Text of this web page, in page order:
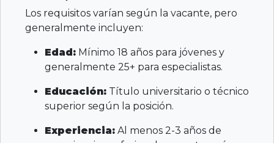
Los requisitos varían según la vacante, pero
generalmente incluyen:
Edad: Mínimo 18 años para jóvenes y
generalmente 25+ para especialistas.
Educación: Título universitario o técnico
superior según la posición.
Experiencia: Al menos 2-3 años de